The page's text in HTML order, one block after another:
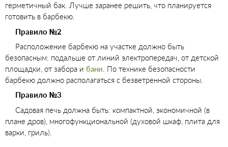
герметичный бак. Лучше заранее решить, что планируется
готовить в барбекю.
Правило №2
Расположение барбекю на участке должно быть
безопасным: подальше от линий электропередач, от детской
площадки, от забора и бани . По технике безопасности
барбекю должно располагаться с безветренной стороны.
Правило №3
Садовая печь должна быть: компактной, экономичной (в
плане дров), многофункциональной (духовой шкаф, плита для
варки, гриль).